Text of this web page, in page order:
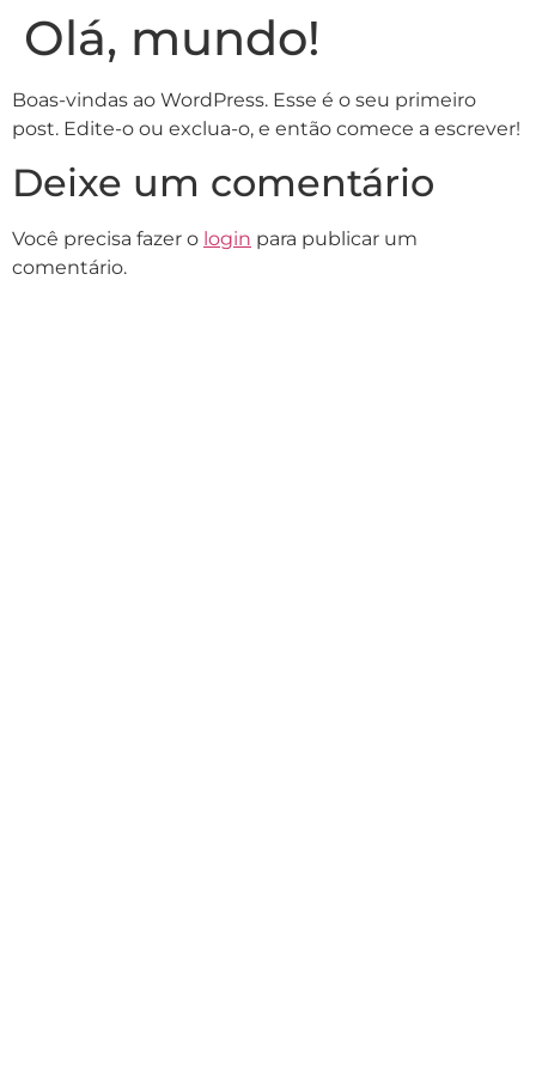
Olá, mundo!
Boas-vindas ao WordPress. Esse é o seu primeiro
post. Edite-o ou exclua-o, e então comece a escrever!
Deixe um comentário
Você precisa fazer o login para publicar um
comentário.